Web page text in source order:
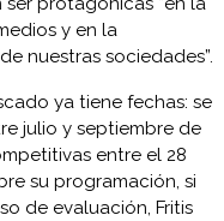
y en la
nuestras sociedades”.
ya tiene fechas: se
julio y septiembre de
entre el 28
su programación, si
de evaluación, Fritis